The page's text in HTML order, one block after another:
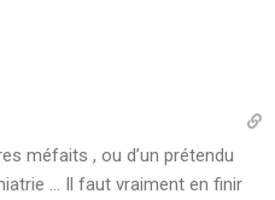
méfaits , ou d’un prétendu
… Il faut vraiment en finir